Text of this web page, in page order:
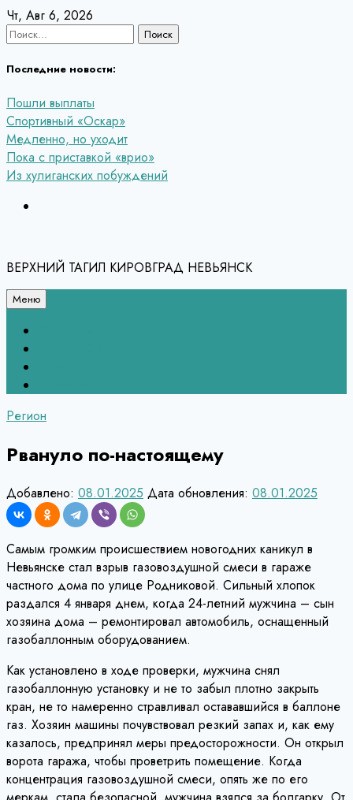
Перейти
к
Чт, Авг 6, 2026
Найти:
Последние новости:
Пошли выплаты
Спортивный «Оскар»
Медленно, но уходит
Пока с приставкой «врио»
Из хулиганских побуждений
ВЕРХНИЙ ТАГИЛ КИРОВГРАД НЕВЬЯНСК
Меню
Регион
Рвануло по-настоящему
Добавлено: 08.01.2025 Дата обновления: 08.01.2025
Самым громким происшествием новогодних каникул в
Невьянске стал взрыв газовоздушной смеси в гараже
частного дома по улице Родниковой. Сильный хлопок
раздался 4 января днем, когда 24-летний мужчина – сын
хозяина дома – ремонтировал автомобиль, оснащенный
газобаллонным оборудованием.
Как установлено в ходе проверки, мужчина снял
газобаллонную установку и не то забыл плотно закрыть
кран, не то намеренно стравливал остававшийся в баллоне
газ. Хозяин машины почувствовал резкий запах и, как ему
казалось, предпринял меры предосторожности. Он открыл
ворота гаража, чтобы проветрить помещение. Когда
концентрация газовоздушной смеси, опять же по его